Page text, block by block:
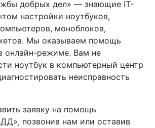
добрых дел» — знающие IT-
настройки ноутбуков,
моноблоков,
Мы оказываем помощь
онлайн-режиме. Вам не
ноутбук в компьютерный центр
неисправность
заявку на помощь
позвонив нам или оставив